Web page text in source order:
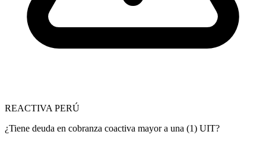
REACTIVA PERÚ
¿Tiene deuda en cobranza coactiva mayor a una (1) UIT?